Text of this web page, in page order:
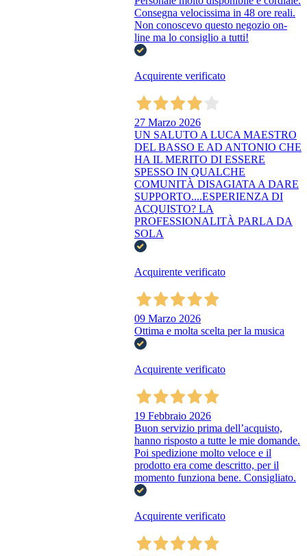
Consegna velocissima in 48 ore reali.
Non conoscevo questo negozio on-
line ma lo consiglio a tutti!
Acquirente verificato
27 Marzo 2026
UN SALUTO A LUCA MAESTRO
DEL BASSO E AD ANTONIO CHE
HA IL MERITO DI ESSERE
SPESSO IN QUALCHE
COMUNITÀ DISAGIATA A DARE
SUPPORTO....ESPERIENZA DI
ACQUISTO? LA
PROFESSIONALITÀ PARLA DA
SOLA
Acquirente verificato
09 Marzo 2026
Ottima e molta scelta per la musica
Acquirente verificato
19 Febbraio 2026
Buon servizio prima dell’acquisto,
hanno risposto a tutte le mie domande.
Poi spedizione molto veloce e il
prodotto era come descritto, per il
momento funziona bene. Consigliato.
Acquirente verificato